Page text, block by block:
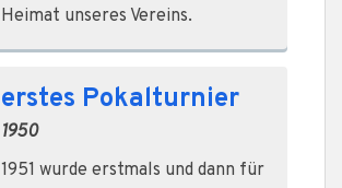
Heimat unseres Vereins.
erstes Pokalturnier
1950
1951 wurde erstmals und dann für